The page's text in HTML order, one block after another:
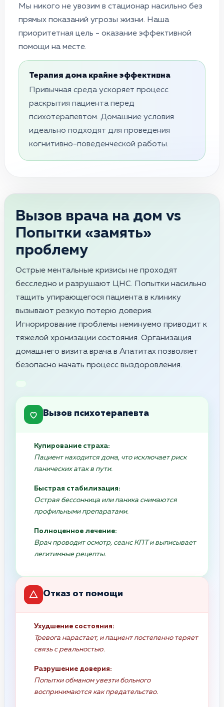
Мы никого не увозим в стационар насильно без
прямых показаний угрозы жизни. Наша
приоритетная цель - оказание эффективной
помощи на месте.
Терапия дома крайне эффективна
Привычная среда ускоряет процесс
раскрытия пациента перед
психотерапевтом. Домашние условия
идеально подходят для проведения
когнитивно-поведенческой работы.
Вызов врача на дом vs
Попытки «замять»
проблему
Острые ментальные кризисы не проходят
бесследно и разрушают ЦНС. Попытки насильно
тащить упирающегося пациента в клинику
вызывают резкую потерю доверия.
Игнорирование проблемы неминуемо приводит к
тяжелой хронизации состояния. Организация
домашнего визита врача в Апатитах позволяет
безопасно начать процесс выздоровления.
Вызов психотерапевта
Купирование страха:
Пациент находится дома, что исключает риск
панических атак в пути.
Быстрая стабилизация:
Острая бессонница или паника снимаются
профильными препаратами.
Полноценное лечение:
Врач проводит осмотр, сеанс КПТ и выписывает
легитимные рецепты.
Отказ от помощи
Ухудшение состояния:
Тревога нарастает, и пациент постепенно теряет
связь с реальностью.
Разрушение доверия:
Попытки обманом увезти больного
воспринимаются как предательство.